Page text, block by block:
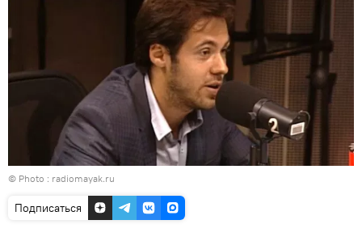
© Photo : radiomayak.ru
Подписаться